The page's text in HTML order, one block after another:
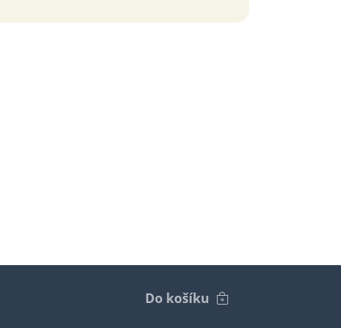
Do košíku